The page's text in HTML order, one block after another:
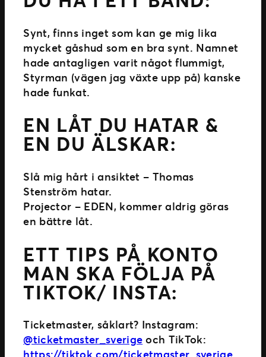
Synt, finns inget som kan ge mig lika
mycket gåshud som en bra synt. Namnet
hade antagligen varit något flummigt,
Styrman (vägen jag växte upp på) kanske
hade funkat.
EN LÅT DU HATAR &
EN DU ÄLSKAR:
Slå mig hårt i ansiktet – Thomas
Stenström hatar.
Projector – EDEN, kommer aldrig göras
en bättre låt.
ETT TIPS PÅ KONTO
MAN SKA FÖLJA PÅ
TIKTOK/ INSTA:
Ticketmaster, såklart? Instagram:
@ticketmaster_sverige och TikTok:
https://tiktok.com/ticketmaster_sverige